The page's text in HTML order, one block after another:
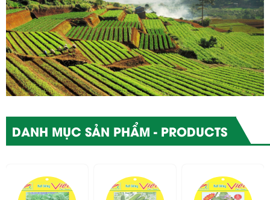
DANH MỤC SẢN PHẨM - PRODUCTS